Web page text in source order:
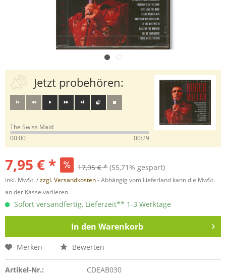
Jetzt probehören:
The Swiss Maid
00:00
00:29
7,95 € * 17,95 € * (55,71% gespart)
inkl. MwSt. /zzgl. Versandkosten- Abhängig vom Lieferland kann die MwSt.
an der Kasse variieren.
Sofort versandfertig, Lieferzeit** 1-3 Werktage
In den Warenkorb
Merken Bewerten
Artikel-Nr.:
CDEAB030